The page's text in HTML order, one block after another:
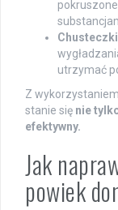
utrzymać
Z
stanie się nie
efektywny.
Jak
powiek